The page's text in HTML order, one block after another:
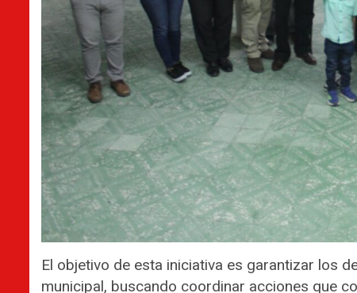
El objetivo de esta iniciativa es garantizar los
municipal, buscando coordinar acciones que